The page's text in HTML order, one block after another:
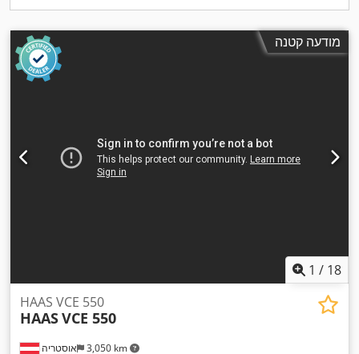
מודעה קטנה
1 / 18
אוסטריה 3,050 km
HAAS VCE 550
HAASVCE 550